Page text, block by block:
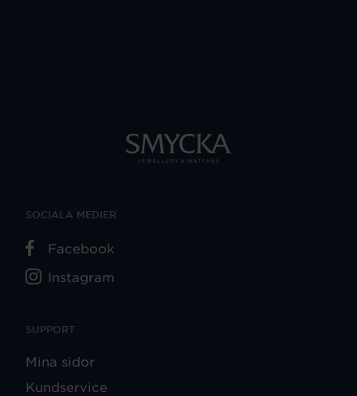
SUPPORT
Mina sidor
Kundservice
SOCIALA MEDIER
Facebook
Instagram